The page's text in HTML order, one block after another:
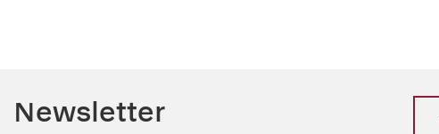
Newsletter